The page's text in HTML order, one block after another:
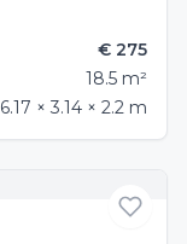
€ 275
18.5 m²
6.17 × 3.14 × 2.2 m